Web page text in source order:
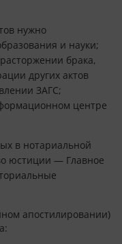
нужно
и науки;
брака,
других актов
ЗАГС;
центре
в нотариальной
юстиции — Главное
апостилировании)